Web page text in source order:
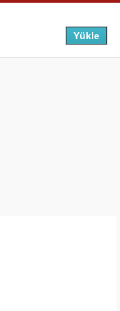
Yükle